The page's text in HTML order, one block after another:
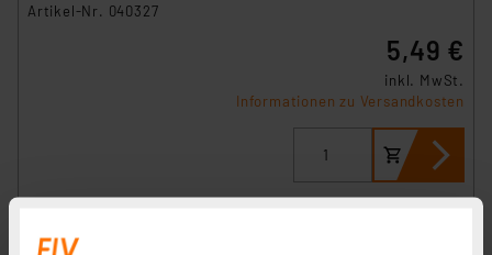
Artikel-Nr. 040327
5,49 €
inkl. MwSt.
Informationen zu Versandkosten